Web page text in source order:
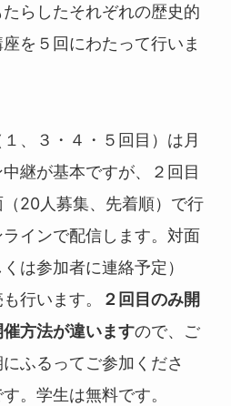
らしたそれぞれの歴史的
を５回にわたって行いま
、３・４・５回目）は月
継が基本ですが、２回目
20人募集、先着順）で行
インで配信します。対面
は参加者に連絡予定）
行います。
２回目のみ開
方法が違いますので、ご
ふるってご参加くださ
。学生は無料です。